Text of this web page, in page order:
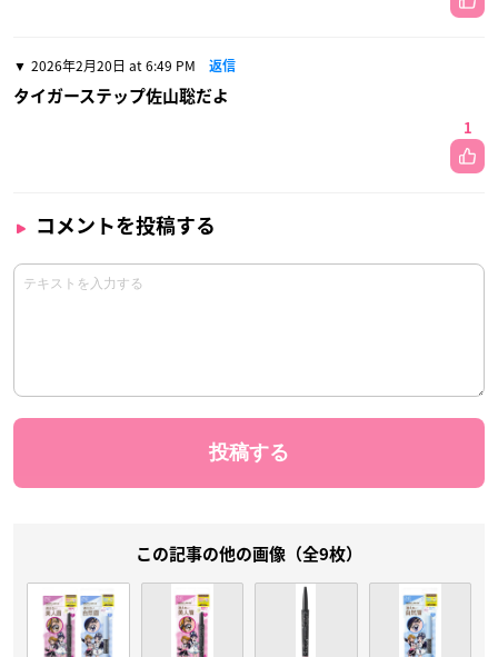
2026年2月20日 at 6:49 PM 返信
タイガーステップ佐山聡だよ
1
コメントを投稿する
この記事の他の画像（全9枚）